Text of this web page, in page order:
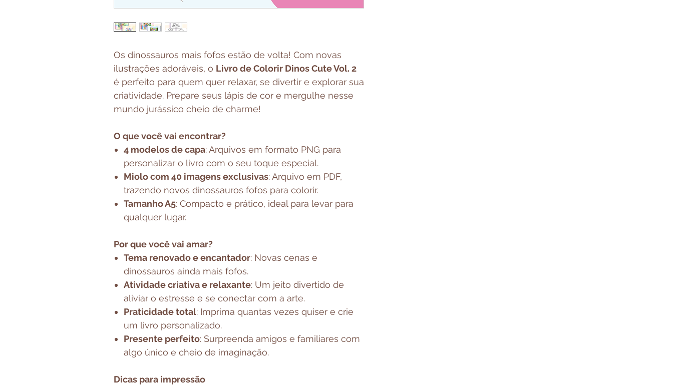
Os dinossauros mais fofos estão de volta! Com novas
ilustrações adoráveis, o Livro de Colorir Dinos Cute Vol. 2
é perfeito para quem quer relaxar, se divertir e explorar sua
criatividade. Prepare seus lápis de cor e mergulhe nesse
mundo jurássico cheio de charme!
O que você vai encontrar?
4 modelos de capa: Arquivos em formato PNG para
personalizar o livro com o seu toque especial.
Miolo com 40 imagens exclusivas: Arquivo em PDF,
trazendo novos dinossauros fofos para colorir.
Tamanho A5: Compacto e prático, ideal para levar para
qualquer lugar.
Por que você vai amar?
Tema renovado e encantador: Novas cenas e
dinossauros ainda mais fofos.
Atividade criativa e relaxante: Um jeito divertido de
aliviar o estresse e se conectar com a arte.
Praticidade total: Imprima quantas vezes quiser e crie
um livro personalizado.
Presente perfeito: Surpreenda amigos e familiares com
algo único e cheio de imaginação.
Dicas para impressão